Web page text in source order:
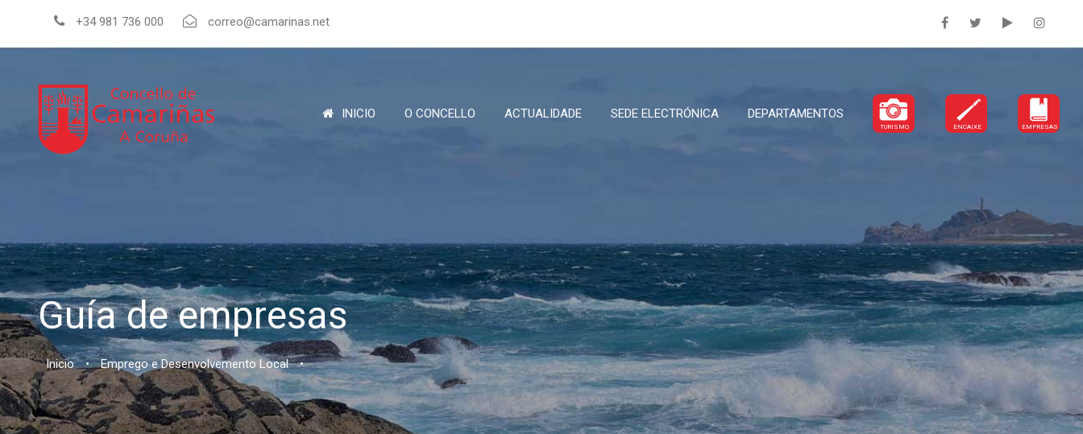
+34 981 736 000 correo@camarinas.net
INICIO O CONCELLO ACTUALIDADE SEDE ELECTRÓNICA DEPARTAMENTOS
TURISMO ENCAIXE EMPRESAS
Guía de empresas
Inicio • Emprego e Desenvolvemento Local •